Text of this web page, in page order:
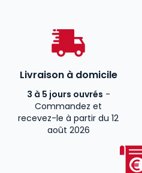
Livraison à domicile
3 à 5 jours ouvrés -
Commandez et
recevez-le à partir du 12
août 2026